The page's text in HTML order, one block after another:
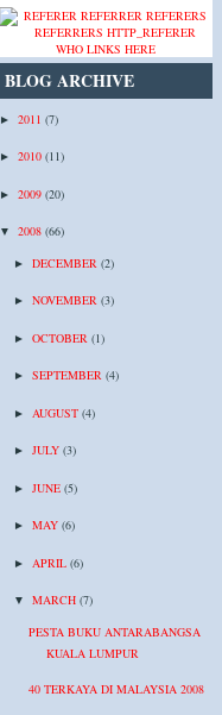
WHO LINKS HERE
BLOG ARCHIVE
► 2011 (7)
► 2010 (11)
► 2009 (20)
▼ 2008 (66)
► DECEMBER (2)
► NOVEMBER (3)
► OCTOBER (1)
► SEPTEMBER (4)
► AUGUST (4)
► JULY (3)
► JUNE (5)
► MAY (6)
► APRIL (6)
▼ MARCH (7)
PESTA BUKU ANTARABANGSA
KUALA LUMPUR
40 TERKAYA DI MALAYSIA 2008